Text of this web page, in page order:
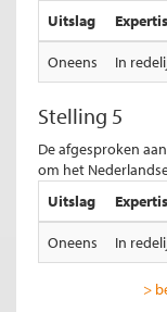
Uitslag
Oneens In
Stelling 5
De afgesproken
om het
Uitslag
Oneens In
>